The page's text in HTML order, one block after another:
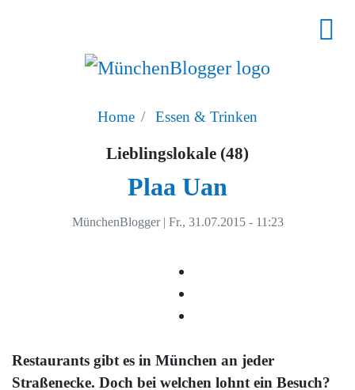
Home Essen & Trinken
Lieblingslokale (48)
Plaa Uan
MünchenBlogger Fr., 31.07.2015 - 11:23
Restaurants gibt es in München an jeder
Straßenecke. Doch bei welchen lohnt ein Besuch?